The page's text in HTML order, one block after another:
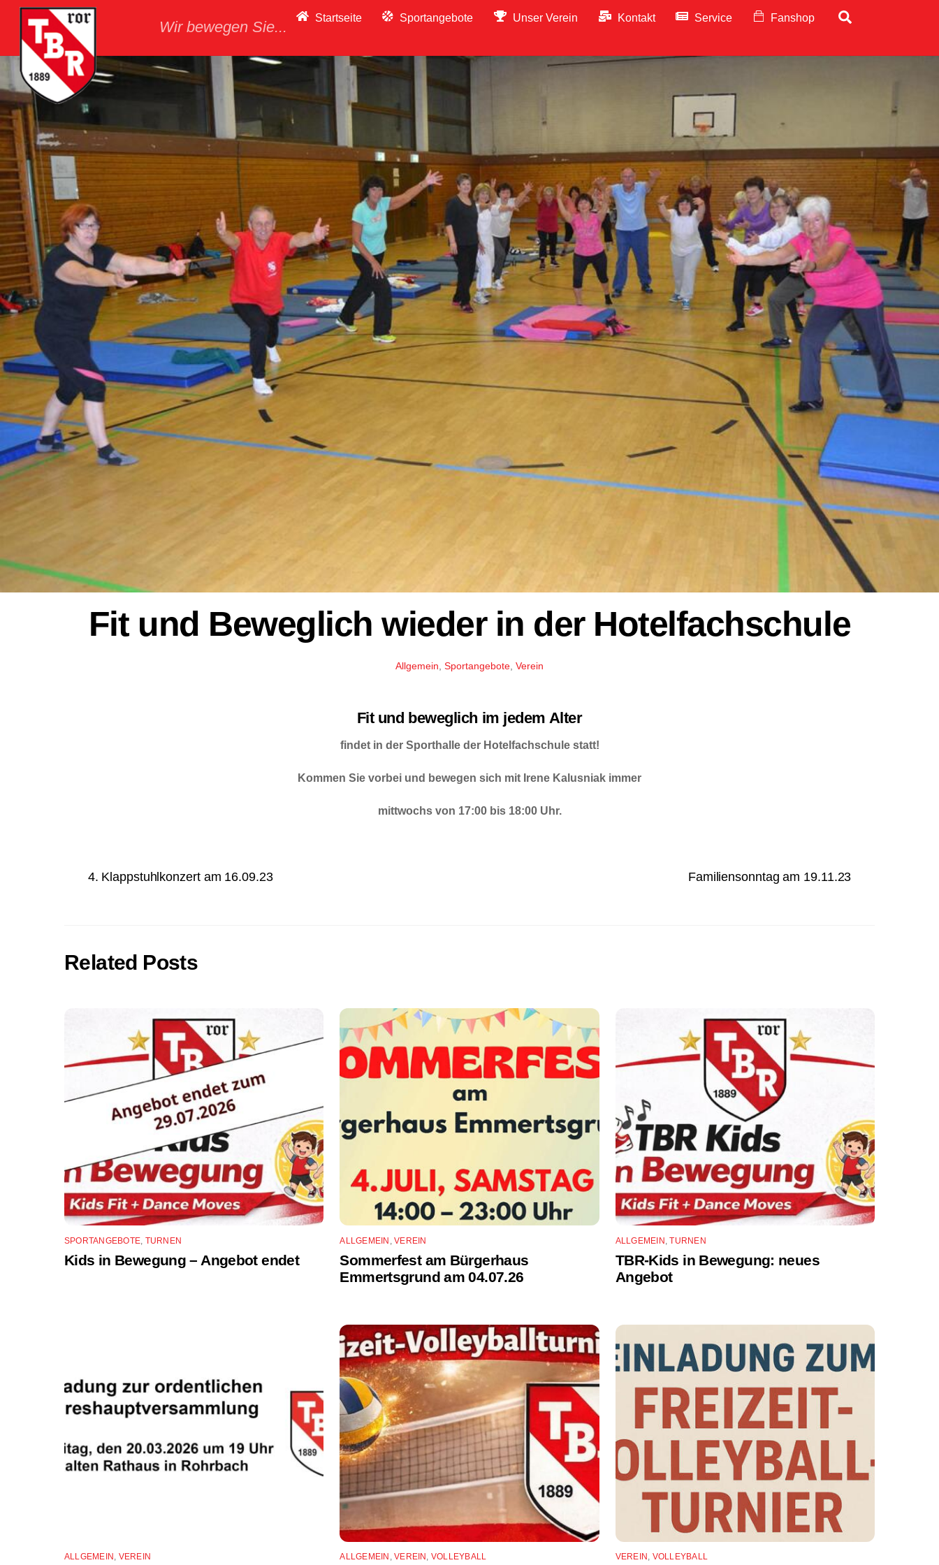
Skip
content
Wir bewegen Sie...
Startseite Sportangebote Unser Verein Kontakt Service Fanshop
Fit und Beweglich wieder in der Hotelfachschule
Allgemein, Sportangebote, Verein
Fit und beweglich im jedem Alter
findet in der Sporthalle der Hotelfachschule statt!
Kommen Sie vorbei und bewegen sich mit Irene Kalusniak immer
mittwochs von 17:00 bis 18:00 Uhr.
4. Klappstuhlkonzert am 16.09.23 Familiensonntag am 19.11.23
Related Posts
SPORTANGEBOTE, TURNEN
Kids in Bewegung – Angebot endet
ALLGEMEIN ,VEREIN
Sommerfest am Bürgerhaus
Emmertsgrund am 04.07.26
ALLGEMEIN ,TURNEN
TBR-Kids in Bewegung: neues
Angebot
ALLGEMEIN , VEREIN ALLGEMEIN ,VEREIN , VOLLEYBALL VEREIN , VOLLEYBALL